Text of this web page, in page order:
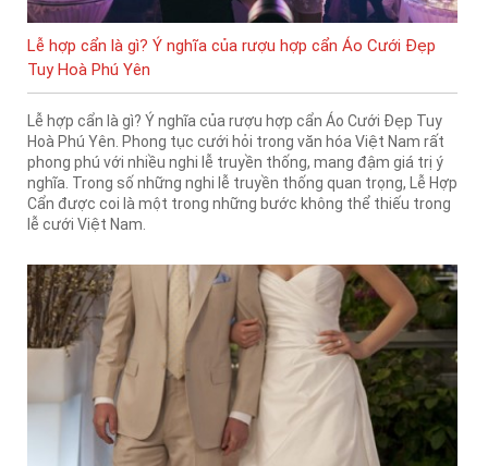
Lễ hợp cẩn là gì? Ý nghĩa của rượu hợp cẩn Áo Cưới Đẹp
Tuy Hoà Phú Yên
Lễ hợp cẩn là gì? Ý nghĩa của rượu hợp cẩn Áo Cưới Đẹp Tuy
Hoà Phú Yên. Phong tục cưới hỏi trong văn hóa Việt Nam rất
phong phú với nhiều nghi lễ truyền thống, mang đậm giá trị ý
nghĩa. Trong số những nghi lễ truyền thống quan trọng, Lễ Hợp
Cẩn được coi là một trong những bước không thể thiếu trong
lễ cưới Việt Nam.